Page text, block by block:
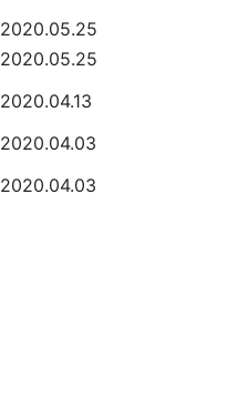
2020.05.25
2020.05.25
2020.04.13
2020.04.03
2020.04.03